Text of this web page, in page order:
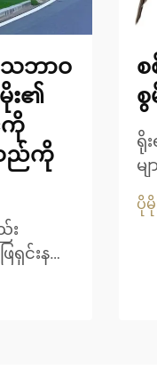
သဘာဝ
း၏
ကို
ည်ကို
း
င်းနည်း
ါသော
ာက်ရေး
စွ
ရို
မ
အ
ပို